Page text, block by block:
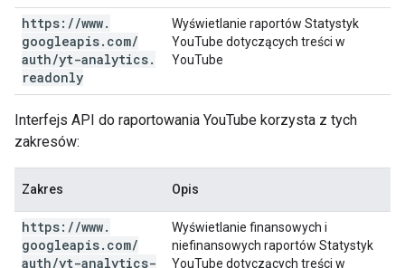
https: //www.
googleapis. com/
auth/yt-analytics.
readonly
Wyświetlanie raportów Statystyk
YouTube dotyczących treści w
YouTube
Interfejs API do raportowania YouTube korzysta z tych
zakresów:
Zakres Opis
https: //www.
googleapis. com/
auth/yt-analytics-
Wyświetlanie finansowych i
niefinansowych raportów Statystyk
YouTube dotyczących treści w